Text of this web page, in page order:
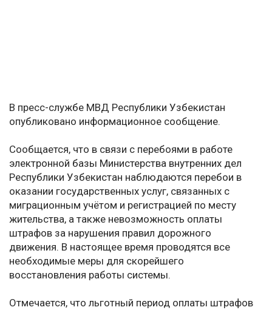
В пресс-службе МВД Республики Узбекистан
опубликовано информационное сообщение.
Сообщается, что в связи с перебоями в работе
электронной базы Министерства внутренних дел
Республики Узбекистан наблюдаются перебои в
оказании государственных услуг, связанных с
миграционным учётом и регистрацией по месту
жительства, а также невозможность оплаты
штрафов за нарушения правил дорожного
движения. В настоящее время проводятся все
необходимые меры для скорейшего
восстановления работы системы.
Отмечается, что льготный период оплаты штрафов